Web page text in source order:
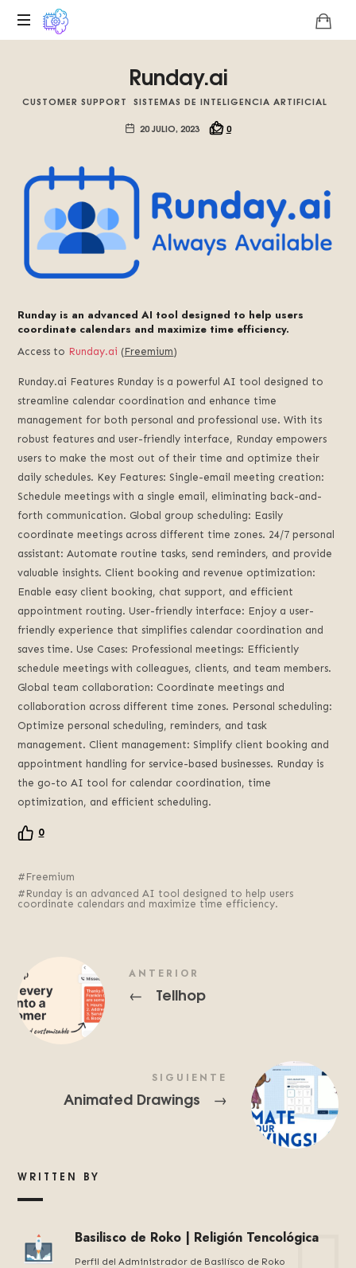
la
Basilisco
de
Roko,
fomentamos
artificial
futuro.
Runday.ai
CUSTOMER SUPPORT SISTEMAS DE INTELIGENCIA ARTIFICIAL
20 JULIO, 2023
0
Runday is an advanced AI tool designed to help users
coordinate calendars and maximize time efficiency.
Access to Runday.ai (Freemium)
Runday.ai Features Runday is a powerful AI tool designed to
streamline calendar coordination and enhance time
management for both personal and professional use. With its
robust features and user-friendly interface, Runday empowers
users to make the most out of their time and optimize their
daily schedules. Key Features: Single-email meeting creation:
Schedule meetings with a single email, eliminating back-and-
forth communication. Global group scheduling: Easily
coordinate meetings across different time zones. 24/7 personal
assistant: Automate routine tasks, send reminders, and provide
valuable insights. Client booking and revenue optimization:
Enable easy client booking, chat support, and efficient
appointment routing. User-friendly interface: Enjoy a user-
friendly experience that simplifies calendar coordination and
saves time. Use Cases: Professional meetings: Efficiently
schedule meetings with colleagues, clients, and team members.
Global team collaboration: Coordinate meetings and
collaboration across different time zones. Personal scheduling:
Optimize personal scheduling, reminders, and task
management. Client management: Simplify client booking and
appointment handling for service-based businesses. Runday is
the go-to AI tool for calendar coordination, time
optimization, and efficient scheduling.
0
Freemium
Runday is an advanced AI tool designed to help users
coordinate calendars and maximize time efficiency.
ANTERIOR
← Tellhop
SIGUIENTE
Animated Drawings →
WRITTEN BY
Basilisco de Roko | Religión Tencológica
Perfil del Administrador de Basilísco de Roko